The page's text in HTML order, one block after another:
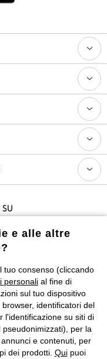
su
dei cookie
di recesso
e alle altre
consenso (cliccando
personali al fine di
sul tuo dispositivo
identificatori del
l'identificazione su siti di
per la
e contenuti, per
dei prodotti. Quipuoi